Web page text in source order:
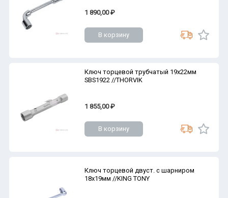
1 890,00 ₽
В корзину
Ключ торцевой трубчатый 19х22мм
SBS1922 //THORVIK
1 855,00 ₽
В корзину
Ключ торцевой двуст. с шарниром
18х19мм //KING TONY